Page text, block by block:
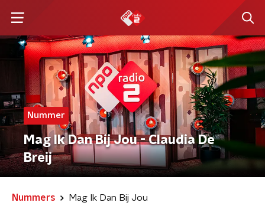
Nummer
Mag Ik Dan Bij Jou - Claudia De
Breij
Nummers Mag Ik Dan Bij Jou